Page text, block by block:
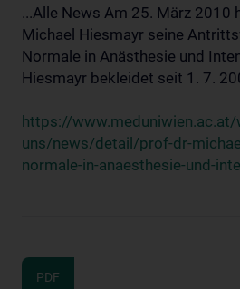
...Alle News Am 25. März 2010
Michael Hiesmayr seine
Normale in Anästhesie und
Hiesmayr bekleidet seit 1. 7.
https://
uns/news/detail/prof-dr-
normale-in-anaesthesie-und-
PDF